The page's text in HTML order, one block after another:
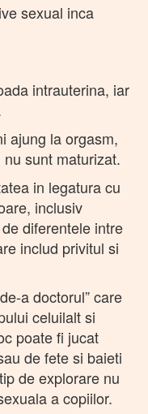
sexual inca
intrauterina, iar
ajung la orgasm,
sunt maturizat.
in legatura cu
inclusiv
diferentele intre
includ privitul si
a doctorul” care
celuilalt si
poate fi jucat
de fete si baieti
de explorare nu
a copiilor.